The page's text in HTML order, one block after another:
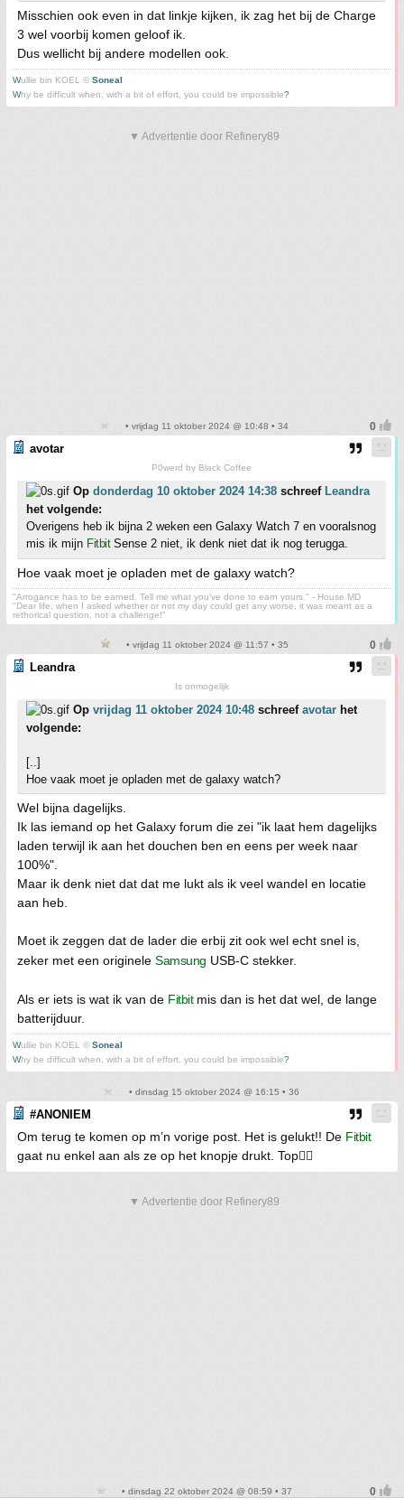
Misschien ook even in dat linkje kijken, ik zag het bij de Charge
3 wel voorbij komen geloof ik.
Dus wellicht bij andere modellen ook.
Wullie bin KOEL © Soneal
Why be difficult when, with a bit of effort, you could be impossible?
▼ Advertentie door Refinery89
• vrijdag 11 oktober 2024 @ 10:48 • 34
avotar
P0werd by Black Coffee
Op donderdag 10 oktober 2024 14:38 schreef Leandra
het volgende:
Overigens heb ik bijna 2 weken een Galaxy Watch 7 en vooralsnog
mis ik mijn FitbitSense 2 niet, ik denk niet dat ik nog terugga.
Hoe vaak moet je opladen met de galaxy watch?
"Arrogance has to be earned. Tell me what you've done to earn yours." - House MD
"Dear life, when I asked whether or not my day could get any worse, it was meant as a
rethorical question, not a challenge!"
• vrijdag 11 oktober 2024 @ 11:57 • 35
Leandra
Is onmogelijk
Op vrijdag 11 oktober 2024 10:48 schreef avotar het
volgende:
[..]
Hoe vaak moet je opladen met de galaxy watch?
Wel bijna dagelijks.
Ik las iemand op het Galaxy forum die zei "ik laat hem dagelijks
laden terwijl ik aan het douchen ben en eens per week naar
100%".
Maar ik denk niet dat dat me lukt als ik veel wandel en locatie
aan heb.
Moet ik zeggen dat de lader die erbij zit ook wel echt snel is,
zeker met een originele Samsung USB-C stekker.
Als er iets is wat ik van de Fitbitmis dan is het dat wel, de lange
batterijduur.
Wullie bin KOEL © Soneal
Why be difficult when, with a bit of effort, you could be impossible?
• dinsdag 15 oktober 2024 @ 16:15 • 36
#ANONIEM
Om terug te komen op m’n vorige post. Het is gelukt!! De Fitbit
gaat nu enkel aan als ze op het knopje drukt. Top👍🏼
▼ Advertentie door Refinery89
• dinsdag 22 oktober 2024 @ 08:59 • 37